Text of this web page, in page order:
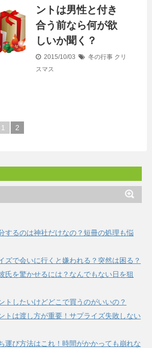
ントは男性と付き
合う前なら何が欲
しいか聞く？
2015/10/03 冬の行事 クリ
スマス
1 2
するのは神社だけなの？短冊の処理も悩
ズで会いに行くと嫌われる？突然は困る？
氏を驚かせるには？なんでもない日を狙
トしたいけどどこで買うのがいいの？
トは渡し方が重要！サプライズ失敗しない
運び方法はこれ！時間がかかっても崩れな